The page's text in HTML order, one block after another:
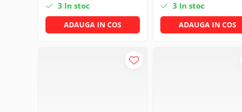
3 In stoc
ADAUGA IN COS
3 In stoc
ADAUGA IN COS